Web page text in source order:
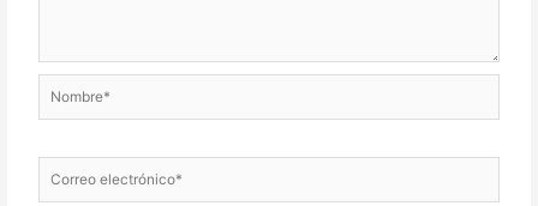
electrónico*